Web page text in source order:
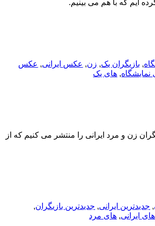
ایم که با هم می بینیم.
, بازیگران یک, زن, عکس ایرانی, عکس
نمایشگاه, های یک
زن و مرد ایرانی را منتشر می کنیم که از
, جدیدترین ایرانی, جدیدترین بازیگران,
های ایرانی, های مرد